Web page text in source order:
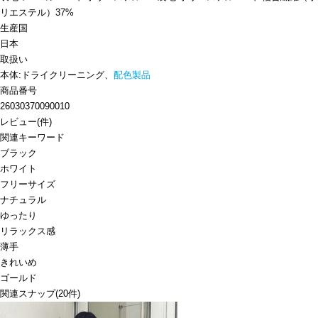
リエステル）37%
生産国
日本
取扱い
本体:ドライクリーニング、 配色製品
商品番号
26030370090010
レビュー(件)
関連キーワード
ブラック
ホワイト
フリーサイズ
ナチュラル
ゆったり
リラックス感
薄手
きれいめ
ゴールド
関連スナップ(20件)